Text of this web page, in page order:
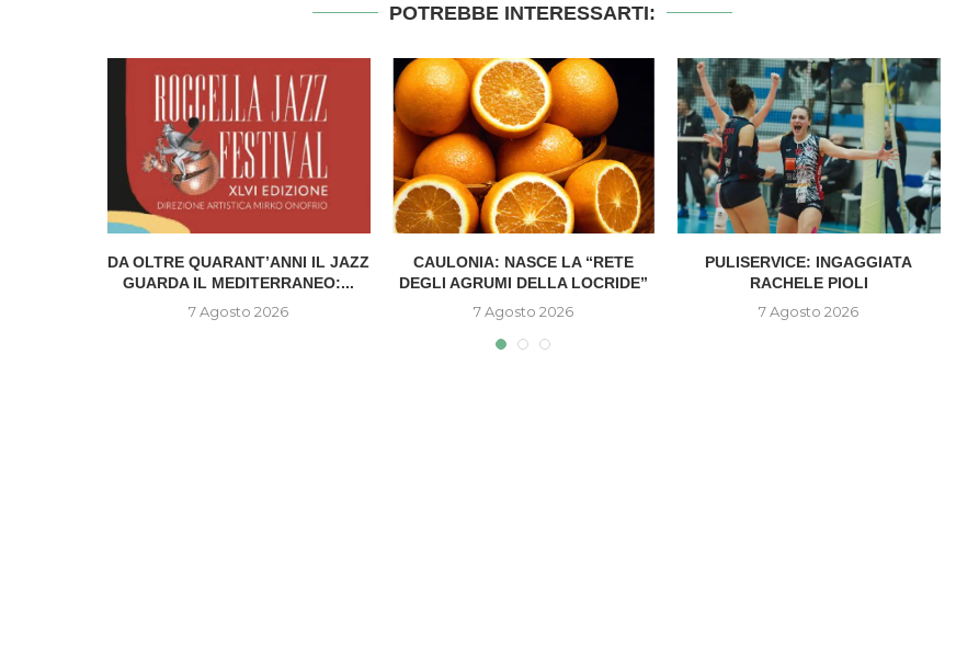
POTREBBE INTERESSARTI:
DA OLTRE QUARANT’ANNI IL JAZZ
GUARDA IL MEDITERRANEO:...
7 Agosto 2026
CAULONIA: NASCE LA “RETE
DEGLI AGRUMI DELLA LOCRIDE”
7 Agosto 2026
PULISERVICE: INGAGGIATA
RACHELE PIOLI
7 Agosto 2026